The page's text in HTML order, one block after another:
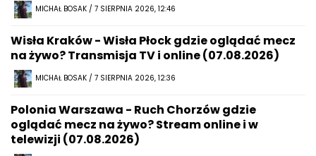
MICHAŁ BOSAK / 7 SIERPNIA 2026, 12:46
Wisła Kraków - Wisła Płock gdzie oglądać mecz
na żywo? Transmisja TV i online (07.08.2026)
MICHAŁ BOSAK / 7 SIERPNIA 2026, 12:36
Polonia Warszawa - Ruch Chorzów gdzie
oglądać mecz na żywo? Stream online i w
telewizji (07.08.2026)